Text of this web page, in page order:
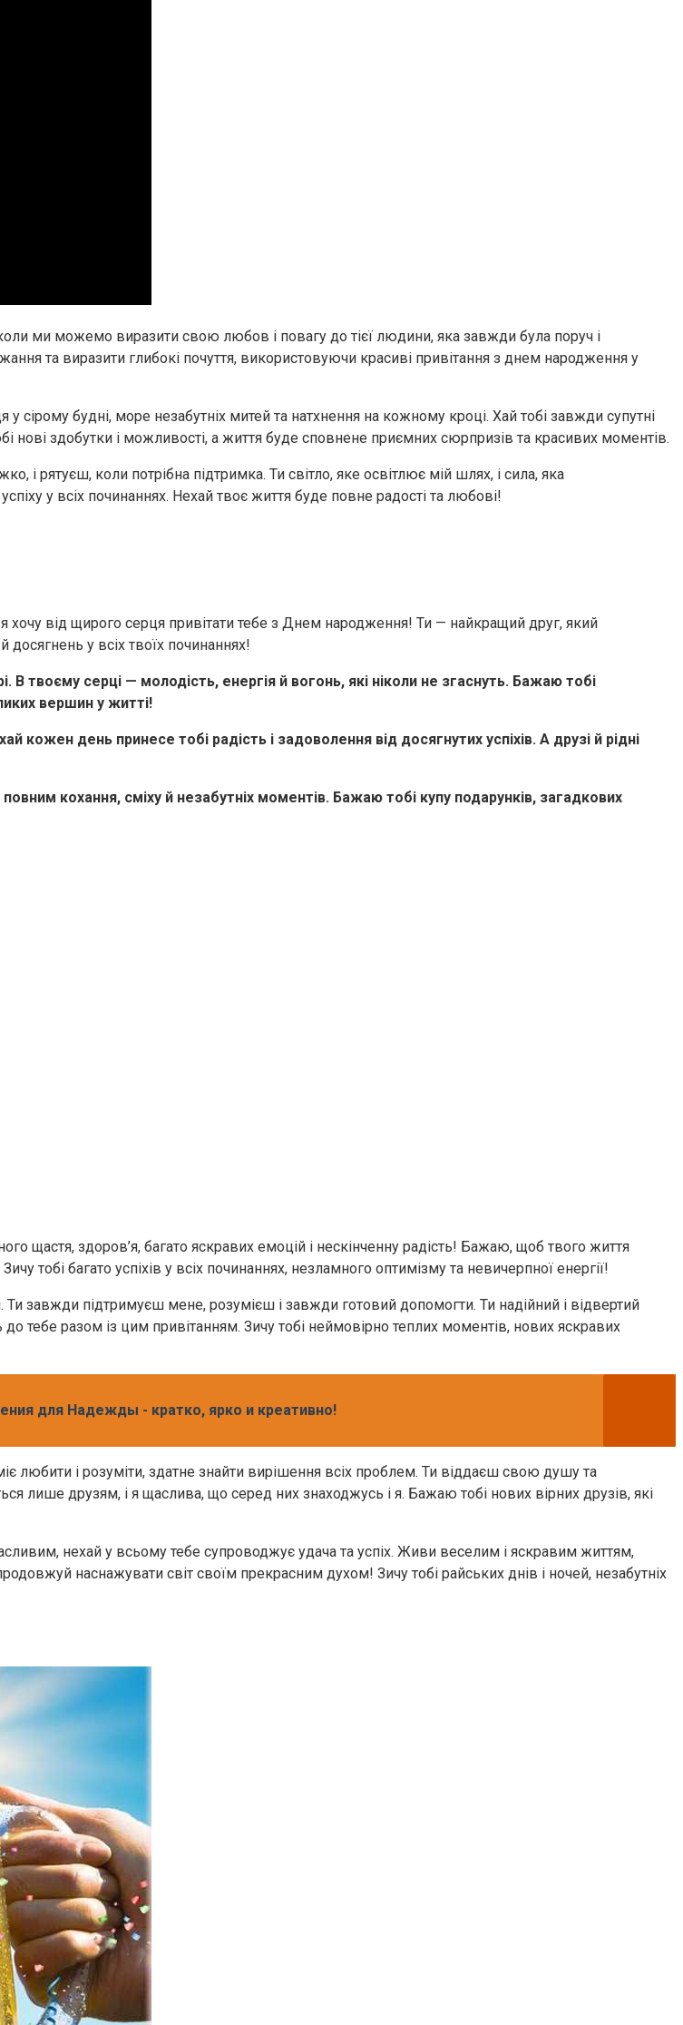
ми можемо виразити свою любов і повагу до тієї людини, яка завжди була поруч і
та виразити глибокі почуття, використовуючи красиві привітання з днем народження у
сірому будні, море незабутніх митей та натхнення на кожному кроці. Хай тобі завжди супутні
нові здобутки і можливості, а життя буде сповнене приємних сюрпризів та красивих моментів.
рятуєш, коли потрібна підтримка. Ти світло, яке освітлює мій шлях, і сила, яка
у всіх починаннях. Нехай твоє життя буде повне радості та любові!
хочу від щирого серця привітати тебе з Днем народження! Ти — найкращий друг, який
у всіх твоїх починаннях!
твоєму серці — молодість, енергія й вогонь, які ніколи не згаснуть. Бажаю тобі
вершин у житті!
кожен день принесе тобі радість і задоволення від досягнутих успіхів. А друзі й рідні
кохання, сміху й незабутніх моментів. Бажаю тобі купу подарунків, загадкових
щастя, здоров’я, багато яскравих емоцій і нескінченну радість! Бажаю, щоб твого життя
тобі багато успіхів у всіх починаннях, незламного оптимізму та невичерпної енергії!
Ти завжди підтримуєш мене, розумієш і завжди готовий допомогти. Ти надійний і відвертий
тебе разом із цим привітанням. Зичу тобі неймовірно теплих моментів, нових яскравих
для Надежды - кратко, ярко и креативно!
і розуміти, здатне знайти вирішення всіх проблем. Ти віддаєш свою душу та
лише друзям, і я щаслива, що серед них знаходжусь і я. Бажаю тобі нових вірних друзів, які
нехай у всьому тебе супроводжує удача та успіх. Живи веселим і яскравим життям,
наснажувати світ своїм прекрасним духом! Зичу тобі райських днів і ночей, незабутніх